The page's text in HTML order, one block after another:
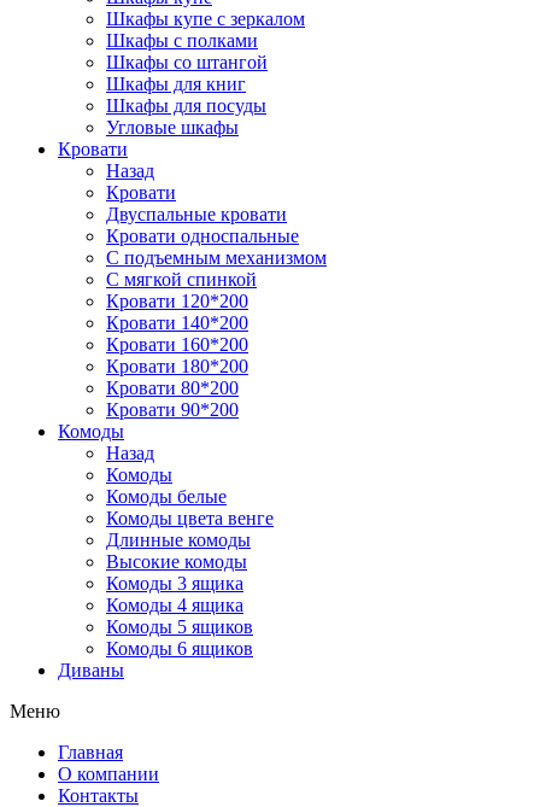
Шкафы купе с зеркалом
Шкафы с полками
Шкафы со штангой
Шкафы для книг
Шкафы для посуды
Угловые шкафы
Кровати
Назад
Кровати
Двуспальные кровати
Кровати односпальные
С подъемным механизмом
С мягкой спинкой
Кровати 120*200
Кровати 140*200
Кровати 160*200
Кровати 180*200
Кровати 80*200
Кровати 90*200
Комоды
Назад
Комоды
Комоды белые
Комоды цвета венге
Длинные комоды
Высокие комоды
Комоды 3 ящика
Комоды 4 ящика
Комоды 5 ящиков
Комоды 6 ящиков
Диваны
Меню
Главная
О компании
Контакты